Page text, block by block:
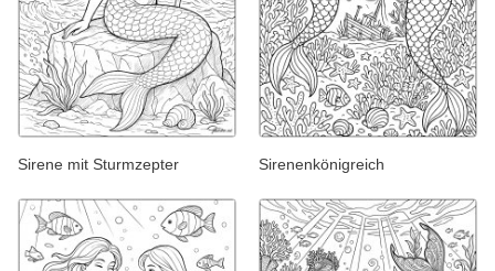
Sirene mit Sturmzepter Sirenenkönigreich